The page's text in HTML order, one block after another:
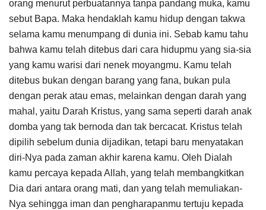
orang menurut perbuatannya tanpa pandang muka, kamu
sebut Bapa. Maka hendaklah kamu hidup dengan takwa
selama kamu menumpang di dunia ini. Sebab kamu tahu
bahwa kamu telah ditebus dari cara hidupmu yang sia-sia
yang kamu warisi dari nenek moyangmu. Kamu telah
ditebus bukan dengan barang yang fana, bukan pula
dengan perak atau emas, melainkan dengan darah yang
mahal, yaitu Darah Kristus, yang sama seperti darah anak
domba yang tak bernoda dan tak bercacat. Kristus telah
dipilih sebelum dunia dijadikan, tetapi baru menyatakan
diri-Nya pada zaman akhir karena kamu. Oleh Dialah
kamu percaya kepada Allah, yang telah membangkitkan
Dia dari antara orang mati, dan yang telah memuliakan-
Nya sehingga iman dan pengharapanmu tertuju kepada